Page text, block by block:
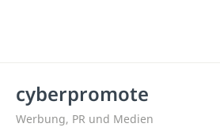
cyberpromote
Werbung, PR und Medien